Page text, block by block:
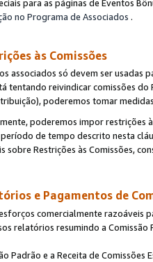
para as páginas de Eventos
no Programa de Associados .
às Comissões
associados só devem ser usadas
tentando reivindicar comissões
poderemos tomar
poderemos impor restrições
de tempo descrito nesta
sobre Restrições às Comissões,
e Pagamentos de
comercialmente razoáveis
relatórios resumindo a Comissão
Padrão e a Receita de